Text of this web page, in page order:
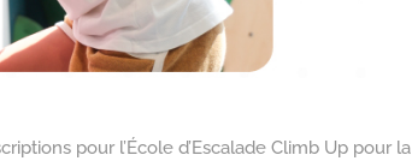
pour l’École d’Escalade Climb Up pour la